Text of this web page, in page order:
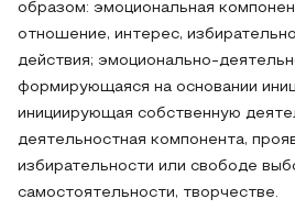
образом: эмоциональная
отношение, интерес,
действия; эмоционально-
формирующаяся на основании
инициирующая собственную
деятельностная компонента,
избирательности или свободе
самостоятельности, творчестве.